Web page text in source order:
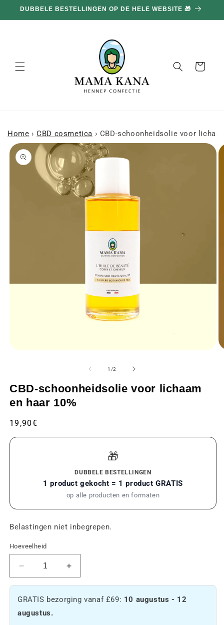
doorgaan
naar
DUBBELE BESTELLINGEN OP DE HELE WEBSITE 🎁
Mand
Home › CBD cosmetica › CBD-schoonheidsolie voor
naar
een
modaal
venster
1 /van
2
CBD-schoonheidsolie voor lichaam
en haar 10%
Gebruikelijke
prijs
19,90€
🎁
DUBBELE BESTELLINGEN
1 product gekocht = 1 product GRATIS
op alle producten en formaten
Belastingen niet inbegrepen.
Hoeveelheid
hoeveelheid
schoonheidsolie
voor
De
hoeveelheid
schoonheidsolie
GRATIS bezorging vanaf £69: 10 augustus - 12
augustus.